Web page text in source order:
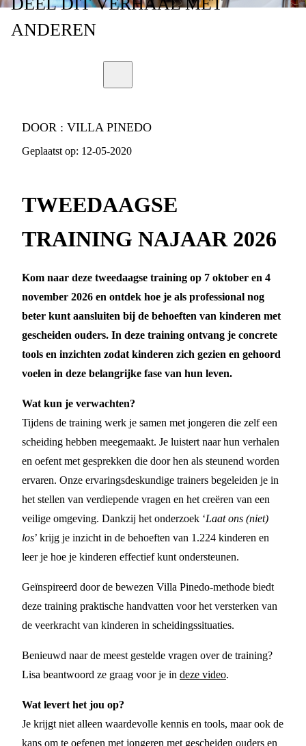
ANDEREN
DOOR : VILLA PINEDO
Geplaatst op: 12-05-2020
TWEEDAAGSE
TRAINING NAJAAR 2026
Kom naar deze tweedaagse training op 7 oktober en 4
november 2026 en ontdek hoe je als professional nog
beter kunt aansluiten bij de behoeften van kinderen met
gescheiden ouders. In deze training ontvang je concrete
tools en inzichten zodat kinderen zich gezien en gehoord
voelen in deze belangrijke fase van hun leven.
Wat kun je verwachten?
Tijdens de training werk je samen met jongeren die zelf een
scheiding hebben meegemaakt. Je luistert naar hun verhalen
en oefent met gesprekken die door hen als steunend worden
ervaren. Onze ervaringsdeskundige trainers begeleiden je in
het stellen van verdiepende vragen en het creëren van een
veilige omgeving. Dankzij het onderzoek ‘Laat ons (niet)
los’ krijg je inzicht in de behoeften van 1.224 kinderen en
leer je hoe je kinderen effectief kunt ondersteunen.
Geïnspireerd door de bewezen Villa Pinedo-methode biedt
deze training praktische handvatten voor het versterken van
de veerkracht van kinderen in scheidingssituaties.
Benieuwd naar de meest gestelde vragen over de training?
Lisa beantwoord ze graag voor je in deze video.
Wat levert het jou op?
Je krijgt niet alleen waardevolle kennis en tools, maar ook de
kans om te oefenen met jongeren met gescheiden ouders en